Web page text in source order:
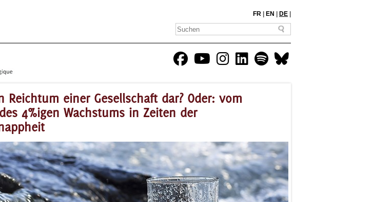
FR EN DE
Reichtum einer Gesellschaft dar? Oder: vom
4%igen Wachstums in Zeiten der